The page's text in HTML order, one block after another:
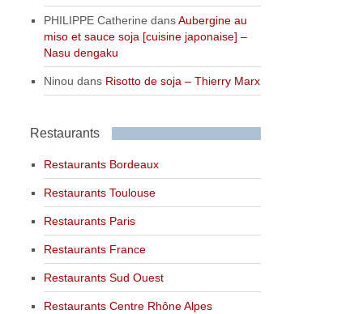
PHILIPPE Catherine dansAubergine au
miso et sauce soja [cuisine japonaise] –
Nasu dengaku
Ninou dans Risotto de soja – Thierry Marx
Restaurants
Restaurants Bordeaux
Restaurants Toulouse
Restaurants Paris
Restaurants France
Restaurants Sud Ouest
Restaurants Centre Rhône Alpes